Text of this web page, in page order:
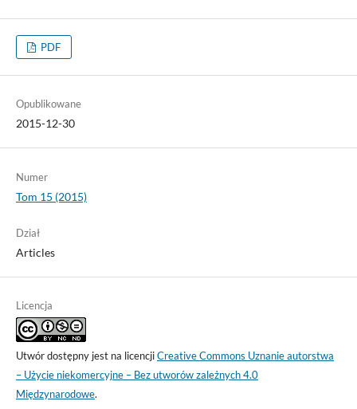
PDF
Opublikowane
2015-12-30
Numer
Tom 15 (2015)
Dział
Articles
Licencja
Utwór dostępny jest na licencjiCreative Commons Uznanie autorstwa
– Użycie niekomercyjne – Bez utworów zależnych 4.0
Międzynarodowe.